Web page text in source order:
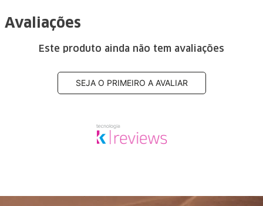
Avaliações
Este produto ainda não tem avaliações
SEJA O PRIMEIRO A AVALIAR